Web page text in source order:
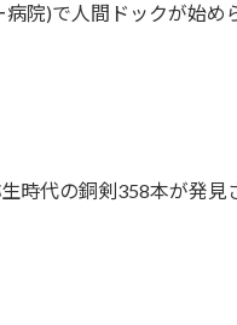
院)で人間ドックが始め
時代の銅剣358本が発見